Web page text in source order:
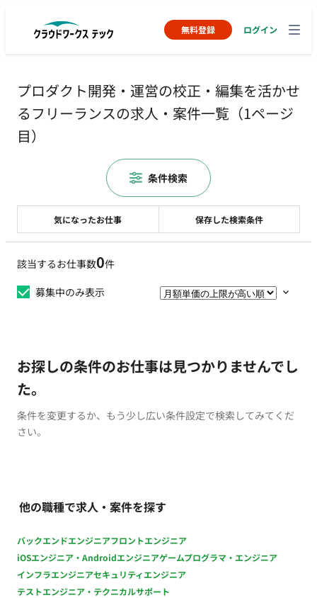
無料登録 ログイン
プロダクト開発・運営の校正・編集を活かせ
るフリーランスの求人・案件一覧（1ページ
目）
該当するお仕事数0件
募集中のみ表示
お探しの条件のお仕事は見つかりませんでし
た。
条件を変更するか、もう少し広い条件設定で検索してみてくだ
さい。
他の職種で求人・案件を探す
バックエンドエンジニアフロントエンジニア
iOSエンジニア・Androidエンジニアゲームプログラマ・エンジニア
インフラエンジニアセキュリティエンジニア
テストエンジニア・テクニカルサポート
気になったお仕事 保存した検索条件
条件検索